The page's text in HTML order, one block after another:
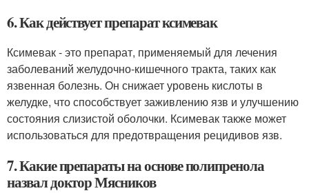
6. Как действует препарат ксимевак
Ксимевак - это препарат, применяемый для лечения
заболеваний желудочно-кишечного тракта, таких как
язвенная болезнь. Он снижает уровень кислоты в
желудке, что способствует заживлению язв и улучшению
состояния слизистой оболочки. Ксимевак также может
использоваться для предотвращения рецидивов язв.
7. Какие препараты на основе полипренола
назвал доктор Мясников